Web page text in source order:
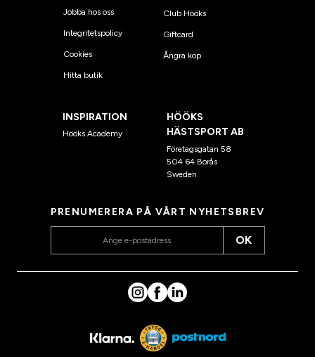
Jobba hos oss
Integritetspolicy
Cookies
Hitta butik
Club Hööks
Giftcard
Ångra köp
INSPIRATION
Hööks Academy
HÖÖKS
HÄSTSPORT AB
Företagsgatan 58
504 64 Borås
Sweden
PRENUMERERA PÅ VÅRT NYHETSBREV
OK